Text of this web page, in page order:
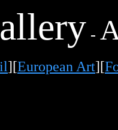
-
][European Art][